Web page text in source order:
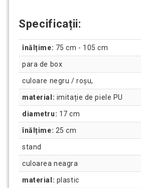
Specificații:
înălțime: 75 cm - 105 cm
para de box
culoare negru / roșu,
material: imitație de piele PU
diametru: 17 cm
înălțime: 25 cm
stand
culoarea neagra
material: plastic